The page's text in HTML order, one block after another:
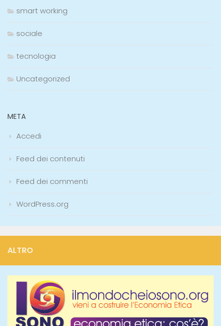
smart working
sociale
tecnologia
Uncategorized
META
Accedi
Feed dei contenuti
Feed dei commenti
WordPress.org
ALTRO